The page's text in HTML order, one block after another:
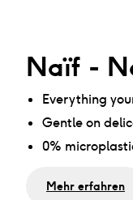
Naïf -
Everything
Gentle on
0%
Mehr erfahren